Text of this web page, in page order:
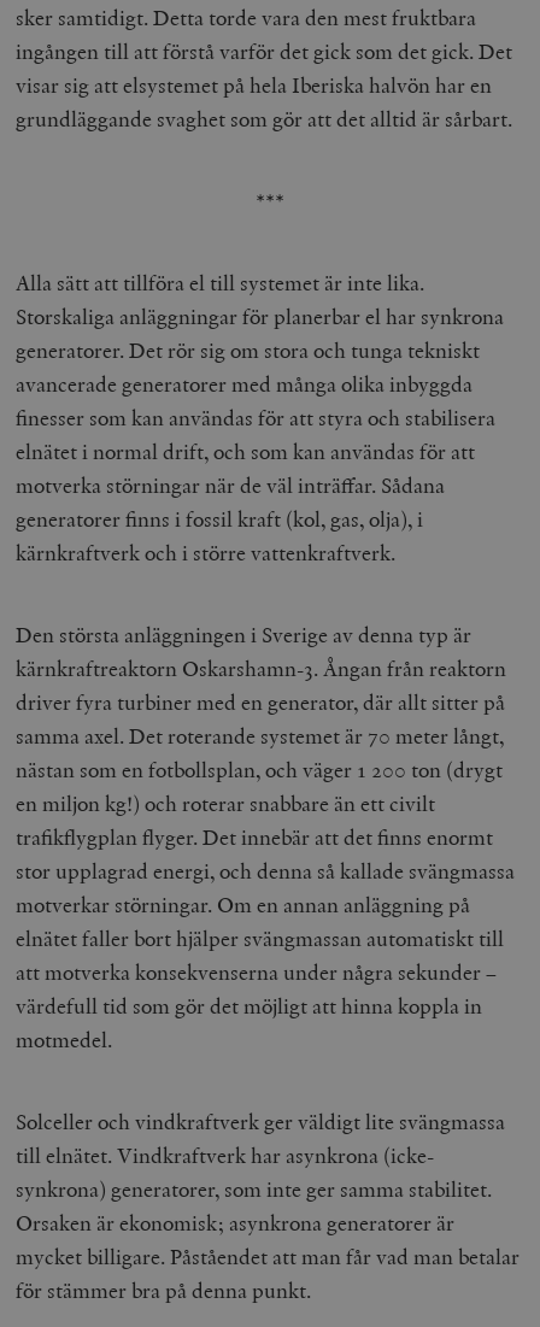
sker samtidigt. Detta torde vara den mest fruktbara
ingången till att förstå varför det gick som det gick. Det
visar sig att elsystemet på hela Iberiska halvön har en
grundläggande svaghet som gör att det alltid är sårbart.
***
Alla sätt att tillföra el till systemet är inte lika.
Storskaliga anläggningar för planerbar el har synkrona
generatorer. Det rör sig om stora och tunga tekniskt
avancerade generatorer med många olika inbyggda
finesser som kan användas för att styra och stabilisera
elnätet i normal drift, och som kan användas för att
motverka störningar när de väl inträffar. Sådana
generatorer finns i fossil kraft (kol, gas, olja), i
kärnkraftverk och i större vattenkraftverk.
Den största anläggningen i Sverige av denna typ är
kärnkraftreaktorn Oskarshamn-3. Ångan från reaktorn
driver fyra turbiner med en generator, där allt sitter på
samma axel. Det roterande systemet är 70 meter långt,
nästan som en fotbollsplan, och väger 1 200 ton (drygt
en miljon kg!) och roterar snabbare än ett civilt
trafikflygplan flyger. Det innebär att det finns enormt
stor upplagrad energi, och denna så kallade svängmassa
motverkar störningar. Om en annan anläggning på
elnätet faller bort hjälper svängmassan automatiskt till
att motverka konsekvenserna under några sekunder –
värdefull tid som gör det möjligt att hinna koppla in
motmedel.
Solceller och vindkraftverk ger väldigt lite svängmassa
till elnätet. Vindkraftverk har asynkrona (icke-
synkrona) generatorer, som inte ger samma stabilitet.
Orsaken är ekonomisk; asynkrona generatorer är
mycket billigare. Påståendet att man får vad man betalar
för stämmer bra på denna punkt.